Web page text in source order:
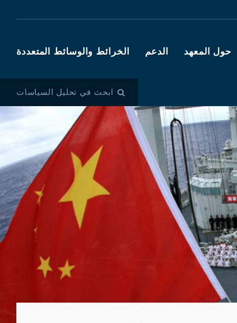
حول المعهد الدعم الخرائط والوسائط المتعددة
ابحث في تحليل السياسات